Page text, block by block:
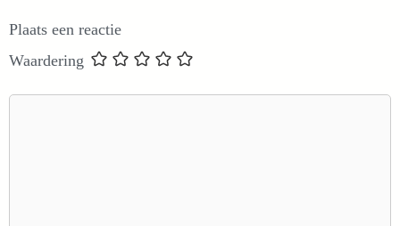
Plaats een reactie
Waardering